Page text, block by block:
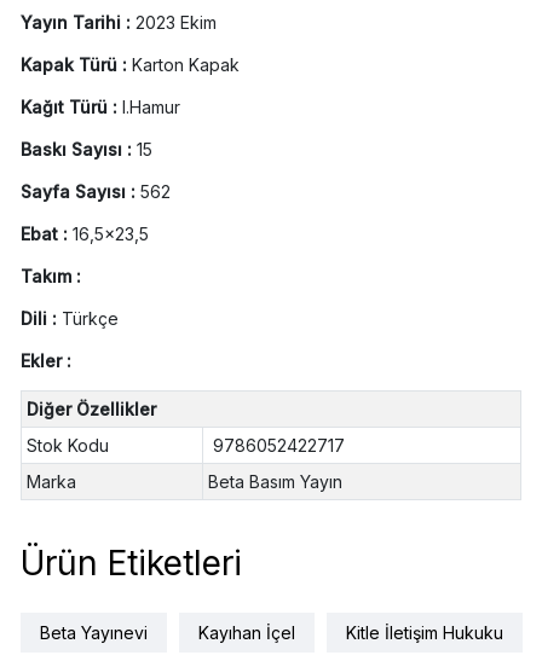
Yayın Tarihi : 2023 Ekim
Kapak Türü : Karton Kapak
Kağıt Türü : I.Hamur
Baskı Sayısı : 15
Sayfa Sayısı : 562
Ebat : 16,5x23,5
Takım :
Dili : Türkçe
Ekler :
Diğer Özellikler
Stok Kodu
9786052422717
Marka
Beta Basım Yayın
Ürün Etiketleri
Beta Yayınevi Kayıhan İçel Kitle İletişim Hukuku